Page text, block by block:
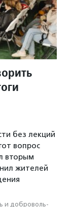
без лекций
вопрос
вторым
жителей
и доброволь­